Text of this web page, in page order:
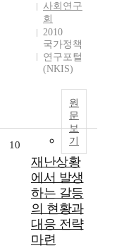
사회연구
회
2010
국가정책
연구포털
(NKIS)
원
문
보
기
10
재난상황
에서 발생
하는 갈등
의 현황과
대응 전략
마련